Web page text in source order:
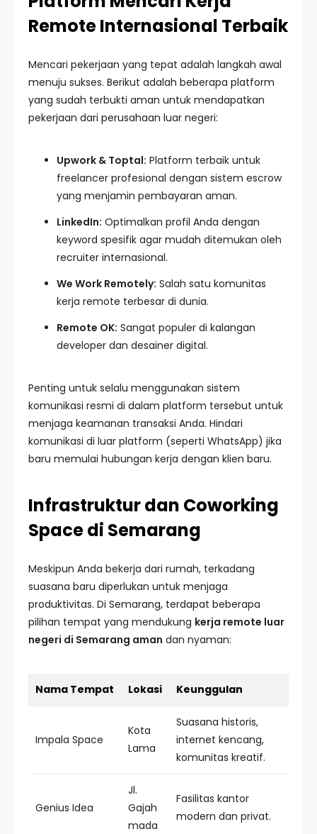
Remote Internasional Terbaik
Mencari pekerjaan yang tepat adalah langkah awal
menuju sukses. Berikut adalah beberapa platform
yang sudah terbukti aman untuk mendapatkan
pekerjaan dari perusahaan luar negeri:
Upwork & Toptal: Platform terbaik untuk
freelancer profesional dengan sistem escrow
yang menjamin pembayaran aman.
LinkedIn: Optimalkan profil Anda dengan
keyword spesifik agar mudah ditemukan oleh
recruiter internasional.
We Work Remotely: Salah satu komunitas
kerja remote terbesar di dunia.
Remote OK: Sangat populer di kalangan
developer dan desainer digital.
Penting untuk selalu menggunakan sistem
komunikasi resmi di dalam platform tersebut untuk
menjaga keamanan transaksi Anda. Hindari
komunikasi di luar platform (seperti WhatsApp) jika
baru memulai hubungan kerja dengan klien baru.
Infrastruktur dan Coworking
Space di Semarang
Meskipun Anda bekerja dari rumah, terkadang
suasana baru diperlukan untuk menjaga
produktivitas. Di Semarang, terdapat beberapa
pilihan tempat yang mendukung kerja remote luar
negeri di Semarang aman dan nyaman:
Nama Tempat Lokasi Keunggulan
Impala Space
Kota
Lama
Suasana historis,
internet kencang,
komunitas kreatif.
Genius Idea
Jl.
Gajah
mada
Fasilitas kantor
modern dan privat.